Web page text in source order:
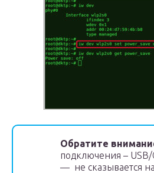
Обратите
подключения –
— не сказывается